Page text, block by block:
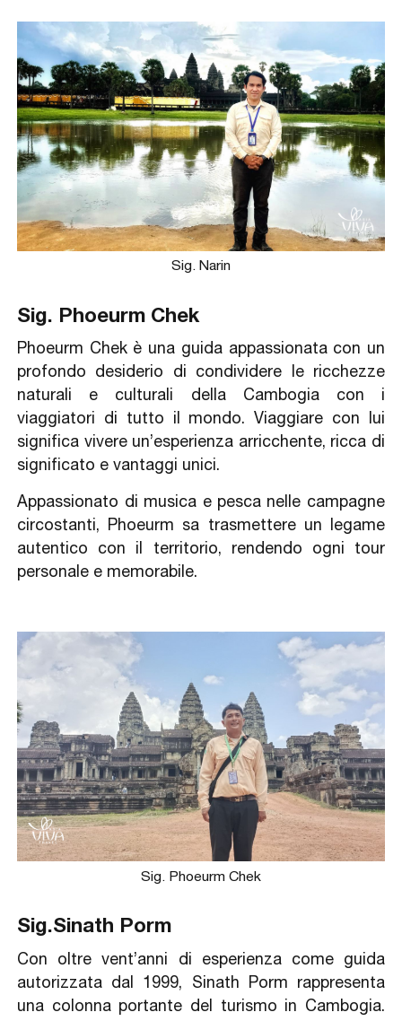
Sig. Narin
Sig. Phoeurm Chek
Phoeurm Chek è una guida appassionata con un
profondo desiderio di condividere le ricchezze
naturali e culturali della Cambogia con i
viaggiatori di tutto il mondo. Viaggiare con lui
significa vivere un’esperienza arricchente, ricca di
significato e vantaggi unici.
Appassionato di musica e pesca nelle campagne
circostanti, Phoeurm sa trasmettere un legame
autentico con il territorio, rendendo ogni tour
personale e memorabile.
Sig. Phoeurm Chek
Sig.Sinath Porm
Con oltre vent’anni di esperienza come guida
autorizzata dal 1999, Sinath Porm rappresenta
una colonna portante del turismo in Cambogia.